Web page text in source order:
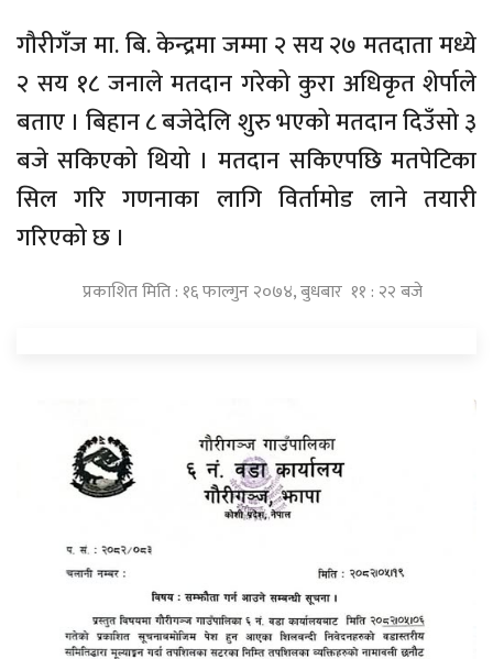
गौरीगँज मा. बि. केन्द्रमा जम्मा २ सय २७ मतदाता मध्ये
२ सय १८ जनाले मतदान गरेको कुरा अधिकृत शेर्पाले
बताए । बिहान ८ बजेदेलि शुरु भएको मतदान दिउँसो ३
बजे सकिएको थियो । मतदान सकिएपछि मतपेटिका
सिल गरि गणनाका लागि विर्तामोड लाने तयारी
गरिएको छ ।
प्रकाशित मिति : १६ फाल्गुन २०७४, बुधबार ११ : २२ बजे